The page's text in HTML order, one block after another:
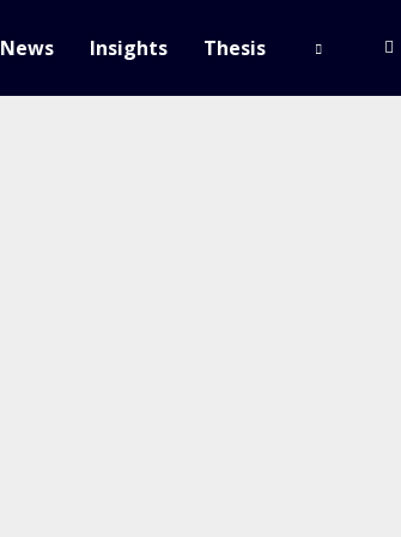
News Insights Thesis